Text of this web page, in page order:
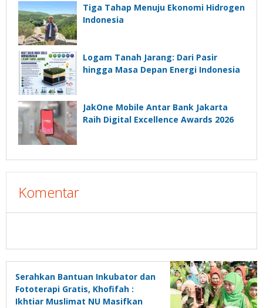
Tiga Tahap Menuju Ekonomi Hidrogen
Indonesia
Logam Tanah Jarang: Dari Pasir
hingga Masa Depan Energi Indonesia
JakOne Mobile Antar Bank Jakarta
Raih Digital Excellence Awards 2026
Komentar
Serahkan Bantuan Inkubator dan
Fototerapi Gratis, Khofifah :
Ikhtiar Muslimat NU Masifkan